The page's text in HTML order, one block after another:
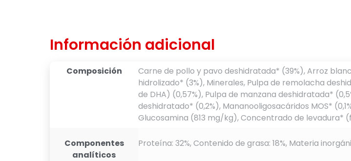
Información adicional
Composición
Carne de pollo y pavo deshidratada* (39%), Arroz
hidrolizado* (3%), Minerales, Pulpa de remolacha
de DHA) (0,57%), Pulpa de manzana deshidratada*
deshidratado* (0,2%), Mananooligosacáridos MOS*
Glucosamina (813 mg/kg), Concentrado de levadura*
Componentes
analíticos
Proteína: 32%, Contenido de grasa: 18%, Materia